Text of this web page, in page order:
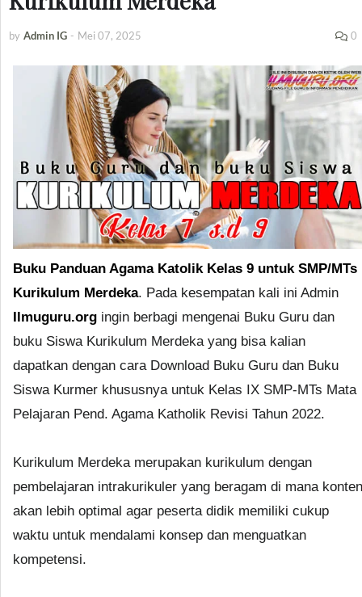
by Admin IG - Mei 07, 2025 0
Buku Panduan Agama Katolik Kelas 9 untuk SMP/MTs
Kurikulum Merdeka. Pada kesempatan kali ini Admin
Ilmuguru.org ingin berbagi mengenai Buku Guru dan
buku Siswa Kurikulum Merdeka yang bisa kalian
dapatkan dengan cara Download Buku Guru dan Buku
Siswa Kurmer khususnya untuk Kelas IX SMP-MTs Mata
Pelajaran Pend. Agama Katholik Revisi Tahun 2022.
Kurikulum Merdeka merupakan kurikulum dengan
pembelajaran intrakurikuler yang beragam di mana konten
akan lebih optimal agar peserta didik memiliki cukup
waktu untuk mendalami konsep dan menguatkan
kompetensi.